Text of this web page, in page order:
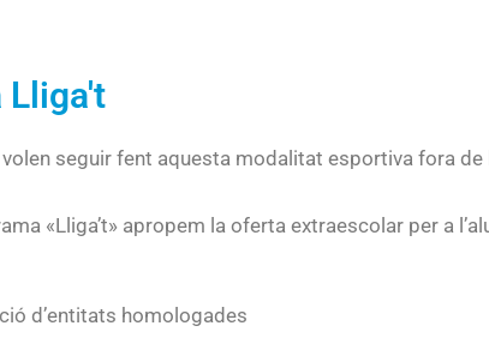
Lliga't
seguir fent aquesta modalitat esportiva fora de
«Lliga’t» apropem la oferta extraescolar per a
d’entitats homologades